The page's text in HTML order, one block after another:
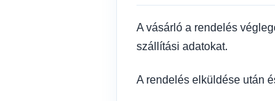
A vásárló a rendelés
szállítási adatokat.
A rendelés elküldése után